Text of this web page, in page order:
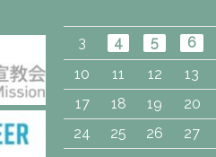
3
4 5 6
10
11 12 13
17
18 19 20
24
25 26 27